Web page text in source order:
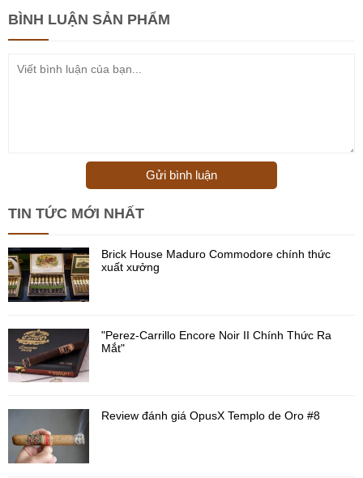
BÌNH LUẬN SẢN PHẨM
Gửi bình luận
TIN TỨC MỚI NHẤT
Brick House Maduro Commodore chính thức
xuất xưởng
"Perez-Carrillo Encore Noir II Chính Thức Ra
Mắt"
Review đánh giá OpusX Templo de Oro #8